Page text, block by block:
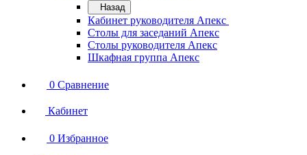
Назад
Кабинет руководителя Апекс
Столы для заседаний Апекс
Столы руководителя Апекс
Шкафная группа Апекс
0 Сравнение
Кабинет
0 Избранное